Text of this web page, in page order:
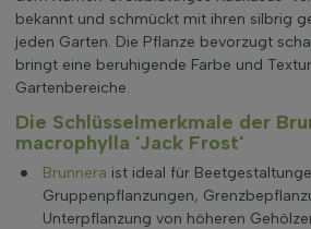
bekannt und schmückt mit ihren silbrig
jeden Garten. Die Pflanze bevorzugt
bringt eine beruhigende Farbe und
Gartenbereiche.
Die Schlüsselmerkmale der
macrophylla 'Jack Frost'
Brunnera ist ideal für
Gruppenpflanzungen,
Unterpflanzung von höheren